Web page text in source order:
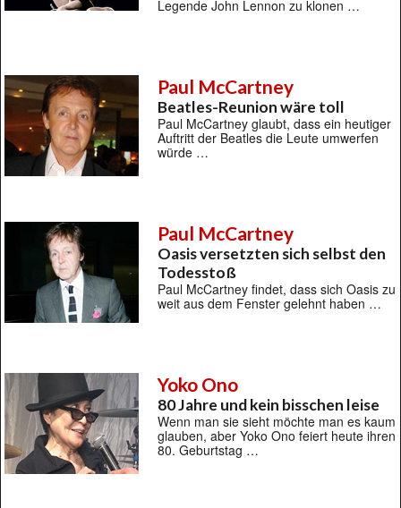
Legende John Lennon zu klonen …
Paul McCartney
Beatles-Reunion wäre toll
Paul McCartney glaubt, dass ein heutiger
Auftritt der Beatles die Leute umwerfen
würde …
Paul McCartney
Oasis versetzten sich selbst den
Todesstoß
Paul McCartney findet, dass sich Oasis zu
weit aus dem Fenster gelehnt haben …
Yoko Ono
80 Jahre und kein bisschen leise
Wenn man sie sieht möchte man es kaum
glauben, aber Yoko Ono feiert heute ihren
80. Geburtstag …